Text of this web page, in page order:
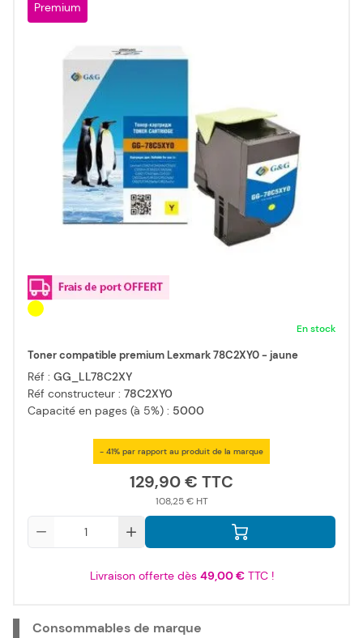
Premium
En stock
Toner compatible premium Lexmark 78C2XY0 - jaune
Réf : GG_LL78C2XY
Réf constructeur : 78C2XY0
Capacité en pages (à 5%) : 5000
- 41% par rapport au produit de la marque
129,90 €
108,25 €
Livraison offerte dès 49,00 €TTC !
Consommables de marque